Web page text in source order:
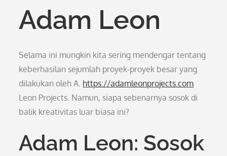
Adam Leon
Selama ini mungkin kita sering mendengar tentang
keberhasilan sejumlah proyek-proyek besar yang
dilakukan oleh A. https://adamleonprojects.com
Leon Projects. Namun, siapa sebenarnya sosok di
balik kreativitas luar biasa ini?
Adam Leon: Sosok